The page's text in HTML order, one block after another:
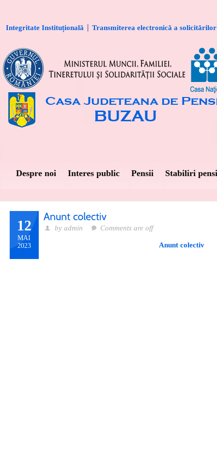
Integritate Instituțională Transmiterea electronică a solicitărilor
Despre noi Interes public Pensii Stabiliri
12
MAI
2023
by admin Comments are off
Anunt colectiv